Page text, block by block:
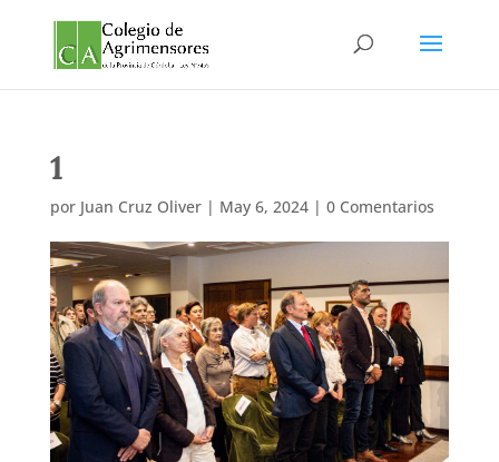
1
por Juan Cruz Oliver| May 6, 2024| 0 Comentarios